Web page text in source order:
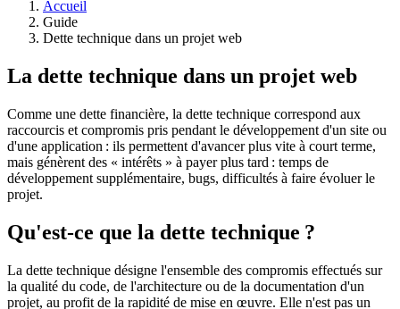
Accueil
Guide
Dette technique dans un projet web
La dette technique dans un projet web
Comme une dette financière, la dette technique correspond aux
raccourcis et compromis pris pendant le développement d'un site ou
d'une application : ils permettent d'avancer plus vite à court terme,
mais génèrent des « intérêts » à payer plus tard : temps de
développement supplémentaire, bugs, difficultés à faire évoluer le
projet.
Qu'est-ce que la dette technique ?
La dette technique désigne l'ensemble des compromis effectués sur
la qualité du code, de l'architecture ou de la documentation d'un
projet, au profit de la rapidité de mise en œuvre. Elle n'est pas un